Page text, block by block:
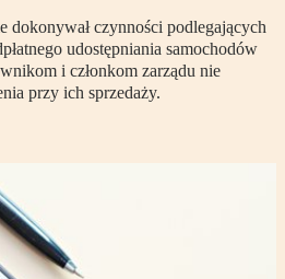
dokonywał czynności podlegających
udostępniania samochodów
i członkom zarządu nie
przy ich sprzedaży.